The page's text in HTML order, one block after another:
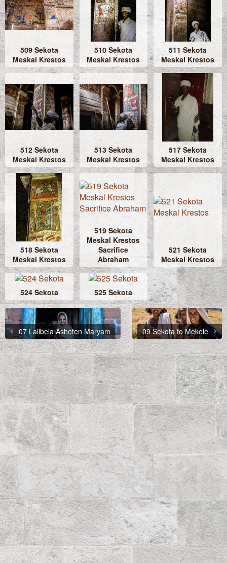
509 Sekota
Meskal Krestos
510 Sekota
Meskal Krestos
511 Sekota
Meskal Krestos
512 Sekota
Meskal Krestos
513 Sekota
Meskal Krestos
517 Sekota
Meskal Krestos
518 Sekota
Meskal Krestos
519 Sekota
Meskal Krestos
Sacrifice
Abraham
521 Sekota
Meskal Krestos
524 Sekota 525 Sekota
07 Lalibela Asheten Maryam 09 Sekota to Mekele